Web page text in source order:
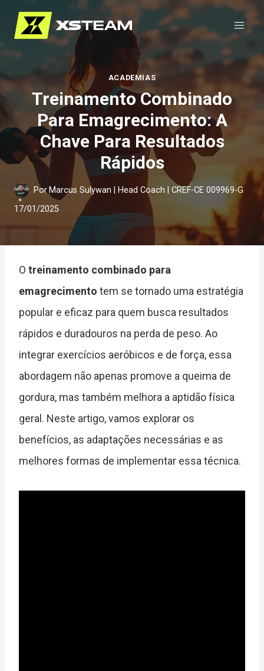
Pular
para
o
ACADEMIAS
Treinamento Combinado
Para Emagrecimento: A
Chave Para Resultados
Rápidos
Por Marcus Sulywan | Head Coach | CREF-CE 009969-G
17/01/2025
O treinamento combinado para
emagrecimento tem se tornado uma estratégia
popular e eficaz para quem busca resultados
rápidos e duradouros na perda de peso. Ao
integrar exercícios aeróbicos e de força, essa
abordagem não apenas promove a queima de
gordura, mas também melhora a aptidão física
geral. Neste artigo, vamos explorar os
benefícios, as adaptações necessárias e as
melhores formas de implementar essa técnica.